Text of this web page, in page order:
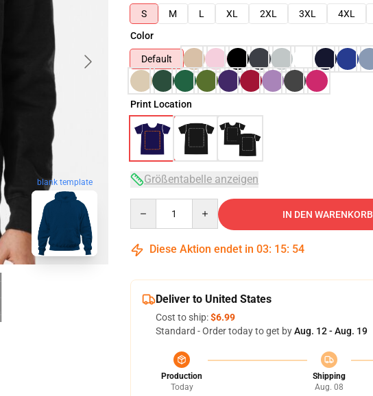
blank template
S
M L XL 2XL 3XL 4XL
Color
Default
Print Location
Größentabelle anzeigen
IN DEN WARENKORB
Diese Aktion endet in 03: 15: 53
Deliver to United States
Cost to ship:$6.99
Standard - Order today to get byAug. 12 - Aug. 19
Production
Today
Shipping
Aug. 08